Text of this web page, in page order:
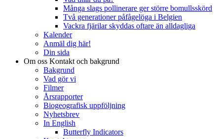
Många slags pollinerare ger större bomullsskörd
Två generationer påfågelöga i Belgien
Vackra fjärilar skyddas oftare än alldagliga
Kalender
Anmäl dig här!
Din sida
Om oss Kontakt och bakgrund
Bakgrund
Vad gör vi
Filmer
Årsrapporter
Biogeografisk uppföljning
Nyhetsbrev
In English
Butterfly Indicators